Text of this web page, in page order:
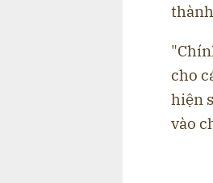
cho
hiện
vào